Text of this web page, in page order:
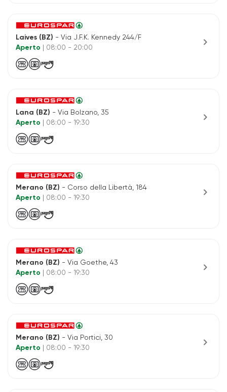
Laives (BZ) - Via J.F.K. Kennedy 244/F
Aperto
| 08:00 - 20:00 chevron_right
Lana (BZ) - Via Bolzano, 35
Aperto
| 08:00 - 19:30 chevron_right
Merano (BZ) - Corso della Libertà, 184
Aperto
| 08:00 - 19:30 chevron_right
Merano (BZ) - Via Goethe, 43
Aperto
| 08:00 - 19:30 chevron_right
Merano (BZ) - Via Portici, 30
Aperto
| 08:00 - 19:30 chevron_right